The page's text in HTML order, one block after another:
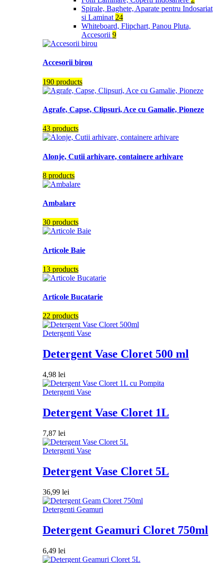
Spirale, Baghete, Aparate pentru Indosariat
si Laminat 24
Whiteboard, Flipchart, Panou Pluta,
Accesorii 9
Accesorii birou
190 products
Agrafe, Capse, Clipsuri, Ace cu Gamalie, Pioneze
43 products
Alonje, Cutii arhivare, containere arhivare
8 products
Ambalare
30 products
Articole Baie
13 products
Articole Bucatarie
22 products
Detergenti Vase
Detergent Vase Cloret 500 ml
4,98 lei
Detergenti Vase
Detergent Vase Cloret 1L
7,87 lei
Detergenti Vase
Detergent Vase Cloret 5L
36,99 lei
Detergenti Geamuri
Detergent Geamuri Cloret 750ml
6,49 lei